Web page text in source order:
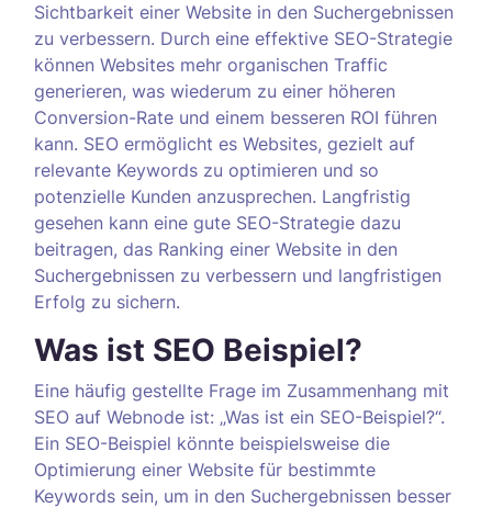
Sichtbarkeit einer Website in den Suchergebnissen
zu verbessern. Durch eine effektive SEO-Strategie
können Websites mehr organischen Traffic
generieren, was wiederum zu einer höheren
Conversion-Rate und einem besseren ROI führen
kann. SEO ermöglicht es Websites, gezielt auf
relevante Keywords zu optimieren und so
potenzielle Kunden anzusprechen. Langfristig
gesehen kann eine gute SEO-Strategie dazu
beitragen, das Ranking einer Website in den
Suchergebnissen zu verbessern und langfristigen
Erfolg zu sichern.
Was ist SEO Beispiel?
Eine häufig gestellte Frage im Zusammenhang mit
SEO auf Webnode ist: „Was ist ein SEO-Beispiel?“.
Ein SEO-Beispiel könnte beispielsweise die
Optimierung einer Website für bestimmte
Keywords sein, um in den Suchergebnissen besser